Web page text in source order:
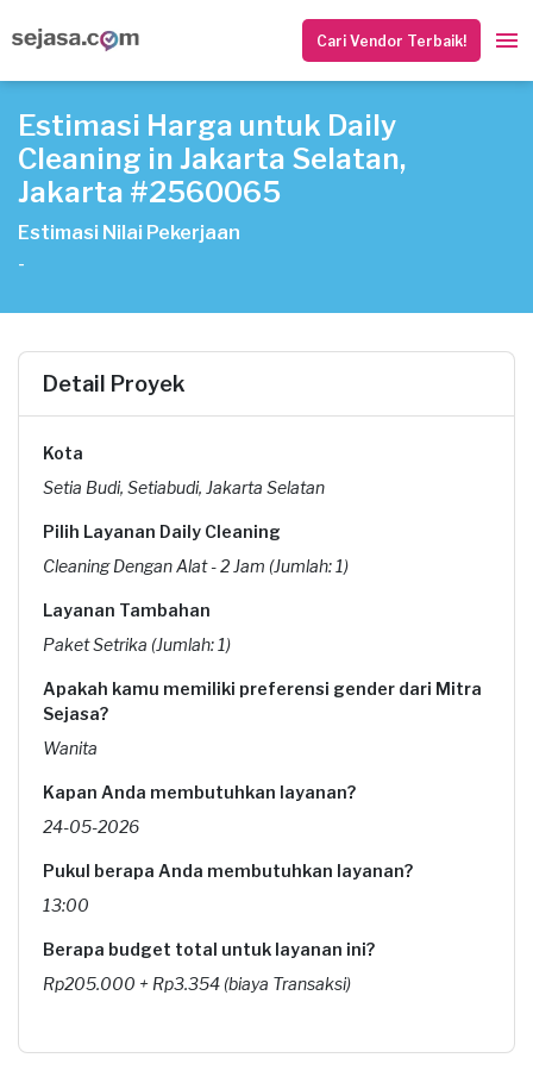
Cari Vendor Terbaik!
Estimasi Harga untuk Daily
Cleaning in Jakarta Selatan,
Jakarta #2560065
Estimasi Nilai Pekerjaan
-
Detail Proyek
Kota
Setia Budi, Setiabudi, Jakarta Selatan
Pilih Layanan Daily Cleaning
Cleaning Dengan Alat - 2 Jam (Jumlah: 1)
Layanan Tambahan
Paket Setrika (Jumlah: 1)
Apakah kamu memiliki preferensi gender dari Mitra
Sejasa?
Wanita
Kapan Anda membutuhkan layanan?
24-05-2026
Pukul berapa Anda membutuhkan layanan?
13:00
Berapa budget total untuk layanan ini?
Rp205.000 + Rp3.354 (biaya Transaksi)